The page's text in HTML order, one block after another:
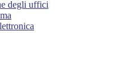
degli uffici